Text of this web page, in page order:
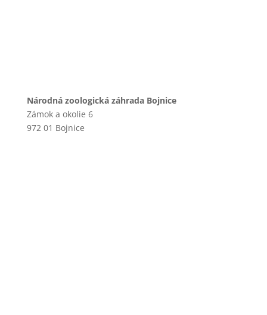
Národná zoologická záhrada Bojnice
Zámok a okolie 6
972 01 Bojnice